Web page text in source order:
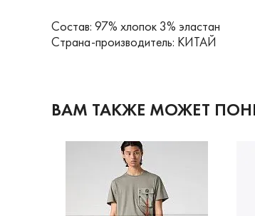
Состав: 97% хлопок 3% эластан
Страна-производитель: КИТАЙ
ВАМ ТАКЖЕ МОЖЕТ